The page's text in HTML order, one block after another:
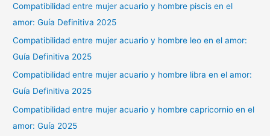
Compatibilidad entre mujer acuario y hombre piscis en el
amor: Guía Definitiva 2025
Compatibilidad entre mujer acuario y hombre leo en el amor:
Guía Definitiva 2025
Compatibilidad entre mujer acuario y hombre libra en el amor:
Guía Definitiva 2025
Compatibilidad entre mujer acuario y hombre capricornio en el
amor: Guía 2025